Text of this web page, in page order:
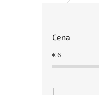
Cena
€6